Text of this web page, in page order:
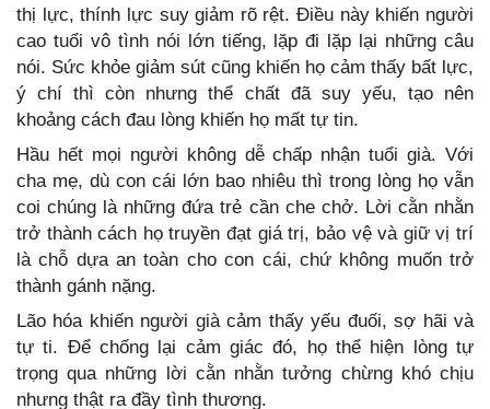
thị lực, thính lực suy giảm rõ rệt. Điều này khiến người
cao tuổi vô tình nói lớn tiếng, lặp đi lặp lại những câu
nói. Sức khỏe giảm sút cũng khiến họ cảm thấy bất lực,
ý chí thì còn nhưng thể chất đã suy yếu, tạo nên
khoảng cách đau lòng khiến họ mất tự tin.
Hầu hết mọi người không dễ chấp nhận tuổi già. Với
cha mẹ, dù con cái lớn bao nhiêu thì trong lòng họ vẫn
coi chúng là những đứa trẻ cần che chở. Lời cằn nhằn
trở thành cách họ truyền đạt giá trị, bảo vệ và giữ vị trí
là chỗ dựa an toàn cho con cái, chứ không muốn trở
thành gánh nặng.
Lão hóa khiến người già cảm thấy yếu đuối, sợ hãi và
tự ti. Để chống lại cảm giác đó, họ thể hiện lòng tự
trọng qua những lời cằn nhằn tưởng chừng khó chịu
nhưng thật ra đầy tình thương.